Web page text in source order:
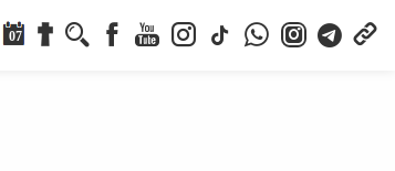
07